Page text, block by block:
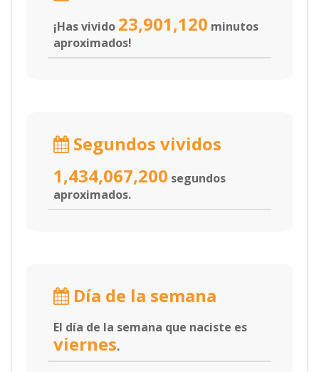
¡Has vivido 23,901,120 minutos
aproximados!
Segundos vividos
1,434,067,200 segundos
aproximados.
Día de la semana
El día de la semana que naciste es
viernes.